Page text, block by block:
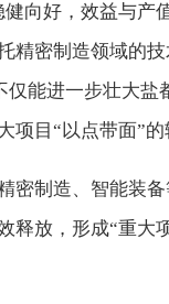
向好，效益与产
精密制造领域的
仅能进一步壮大
项目“以点带面”
密制造、智能装
释放，形成“重大